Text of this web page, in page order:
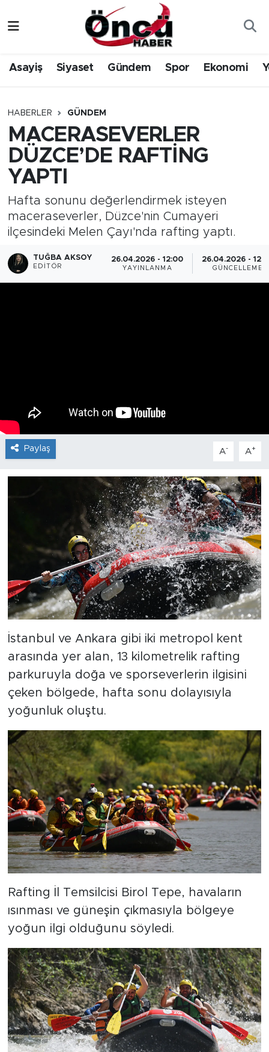
Asayiş Siyaset Gündem Spor Ekonomi
HABERLER GÜNDEM
MACERASEVERLER
DÜZCE’DE RAFTİNG
YAPTI
Hafta sonunu değerlendirmek isteyen
maceraseverler, Düzce'nin Cumayeri
ilçesindeki Melen Çayı'nda rafting yaptı.
TUĞBA AKSOY
EDITÖR
26.04.2026 - 12:00
YAYINLANMA
26.04.2026 -
GÜNCELLEME
Paylaş A- A+
İstanbul ve Ankara gibi iki metropol kent
arasında yer alan, 13 kilometrelik rafting
parkuruyla doğa ve sporseverlerin ilgisini
çeken bölgede, hafta sonu dolayısıyla
yoğunluk oluştu.
Rafting İl Temsilcisi Birol Tepe, havaların
ısınması ve güneşin çıkmasıyla bölgeye
yoğun ilgi olduğunu söyledi.
Gündem
Sağlık & Çevre
Spor
Siyaset
Yerel Haber
Öncü Radyo Dinle
Öncü TV İzle
Düzce Nöbetçi Eczaneler
Düzce Hava Durumu
Düzce Namaz Vakitleri
Düzce Trafik Yoğunluk Haritası
Süper Lig Puan Durumu ve Fikstür
Tüm Manşetler
Son Dakika Haberleri
Haber Arşivi